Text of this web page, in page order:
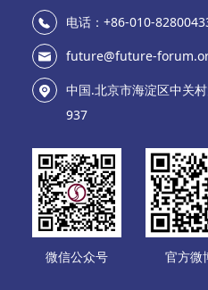
电话：+86-010-
future@future-
中国.北京市海淀区中关
937
微信公众号 官方微